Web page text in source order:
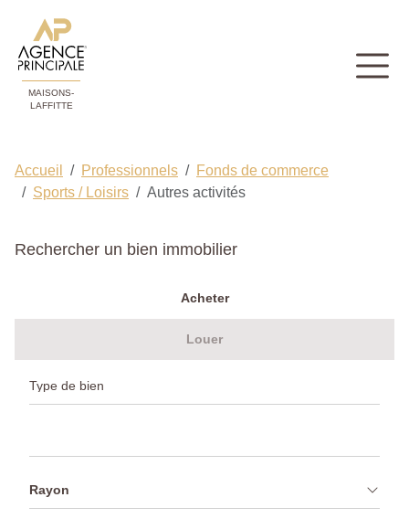
MAISONS-
LAFFITTE
Accueil Professionnels
Fonds de commerce
Sports / Loisirs
Autres activités
Rechercher un bien immobilier
Acheter
Louer
Rayon